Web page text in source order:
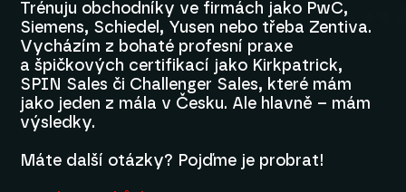
Trénuju obchodníky ve firmách jako PwC,
Siemens, Schiedel, Yusen nebo třeba Zentiva.
Vycházím z bohaté profesní praxe
a špičkových certifikací jako Kirkpatrick,
SPIN Sales či Challenger Sales, které mám
jako jeden z mála v Česku. Ale hlavně – mám
výsledky.
Máte další otázky? Pojďme je probrat!